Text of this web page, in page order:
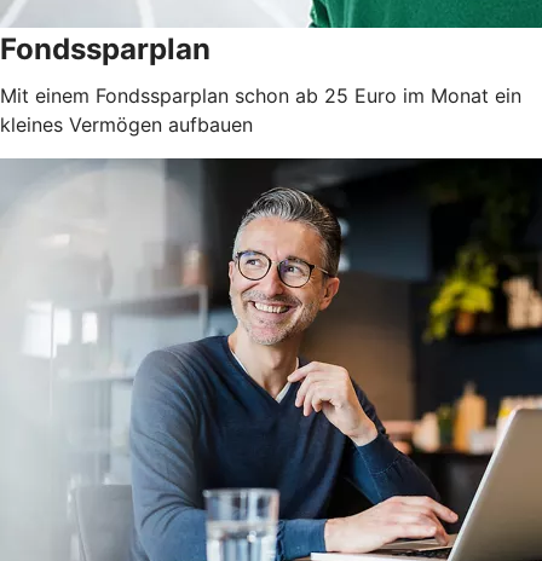
Fondssparplan
Mit einem Fondssparplan schon ab 25 Euro im Monat ein
kleines Vermögen aufbauen